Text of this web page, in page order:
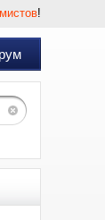
!